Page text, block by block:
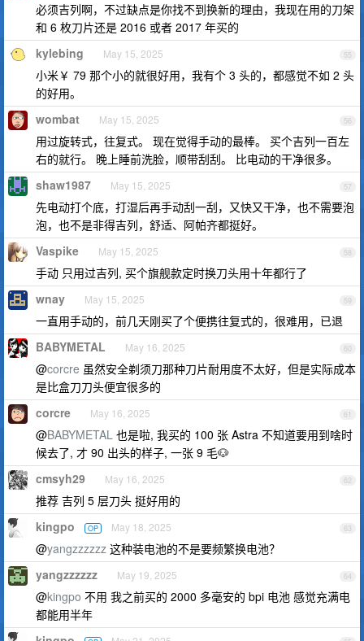
必须吉列啊，不过缺点是你找不到换新的理由，我现在用的刀架
和 6 枚刀片还是 2016 或者 2017 年买的
55
kylebing May 15, 2025
小米￥ 79 那个小的就很好用，我有个 3 头的，都感觉不如 2 头
的好用。
56
wombat May 15, 2025
用过旋转式，往复式。 现在觉得手动的最棒。 买个吉列一百左
右的就行。 晚上睡前洗脸，顺带刮刮。 比电动的干净很多。
57
shaw1987 May 15, 2025
先电动打个底，打湿后再手动刮一刮，又快又干净，也不需要泡
泡，也不是非得吉列，舒适、阿帕齐都挺好。
58
Vaspike May 15, 2025
手动 只用过吉列, 买个旗舰款定时换刀头用十年都行了
59
wnay May 15, 2025
一直用手动的，前几天刚买了个便携往复式的，很难用，已退
60
BABYMETAL May 16, 2025
@corcre 虽然安全剃须刀那种刀片耐用度不太好，但是实际成本
是比盒刀刀头便宜很多的
61
corcre May 16, 2025
@BABYMETAL 也是啦, 我买的 100 张 Astra 不知道要用到啥时
候去了, 才 90 出头的样子, 一张 9 毛🐶
62
cmsyh29 May 16, 2025
推荐 吉列 5 层刀头 挺好用的
63
kingpo OP May 18, 2025
@yangzzzzzz 这种装电池的不是要频繁换电池？
64
yangzzzzzz May 19, 2025
@kingpo 不用 我之前买的 2000 多毫安的 bpi 电池 感觉充满电
都能用半年